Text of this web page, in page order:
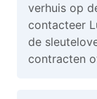
verhuis op
contacteer
de
contracten